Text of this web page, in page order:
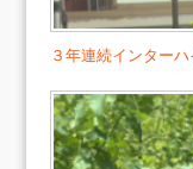
３年連続インター